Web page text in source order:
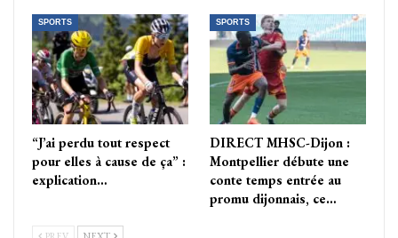
SPORTS
“J’ai perdu tout respect
pour elles à cause de ça” :
explication…
SPORTS
DIRECT MHSC-Dijon :
Montpellier débute une
conte temps entrée au
promu dijonnais, ce…